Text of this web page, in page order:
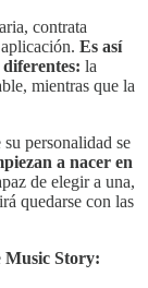
contrata
Es así
diferentes: la
mientras que la
personalidad se
a nacer en
de elegir a una,
quedarse con las
Music Story: